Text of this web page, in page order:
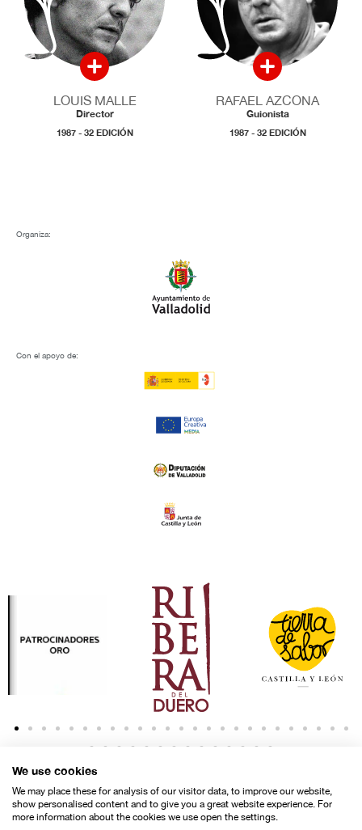
LOUIS MALLE
Director
1987 - 32 EDICIÓN
RAFAEL AZCONA
Guionista
1987 - 32 EDICIÓN
Organiza:
Con el apoyo de:
We use cookies
We may place these for analysis of our visitor data, to improve our website,
show personalised content and to give you a great website experience. For
more information about the cookies we use open the settings.